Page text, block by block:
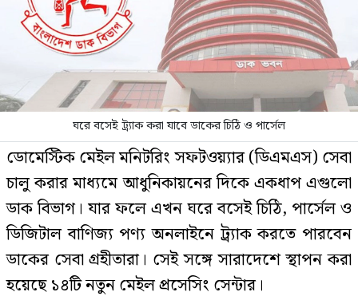
ঘরে বসেই ট্র্যাক করা যাবে ডাকের চিঠি ও পার্সেল
ডোমেস্টিক মেইল মনিটরিং সফটওয়্যার (ডিএমএস) সেবা
চালু করার মাধ্যমে আধুনিকায়নের দিকে একধাপ এগুলো
ডাক বিভাগ। যার ফলে এখন ঘরে বসেই চিঠি, পার্সেল ও
ডিজিটাল বাণিজ্য পণ্য অনলাইনে ট্র্যাক করতে পারবেন
ডাকের সেবা গ্রহীতারা। সেই সঙ্গে সারাদেশে স্থাপন করা
হয়েছে ১৪টি নতুন মেইল প্রসেসিং সেন্টার।